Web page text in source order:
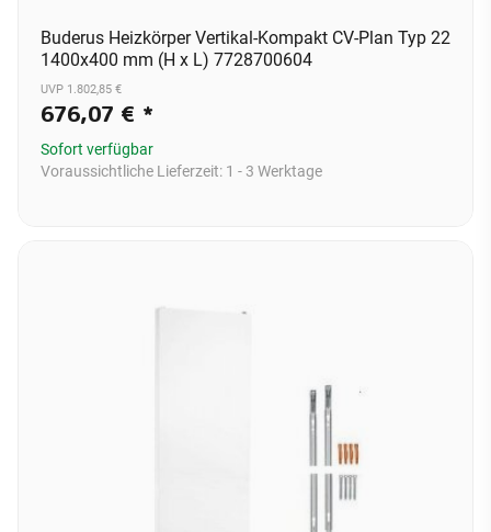
Buderus Heizkörper Vertikal-Kompakt CV-Plan Typ 22
1400x400 mm (H x L) 7728700604
UVP 1.802,85 €
676,07 € *
Sofort verfügbar
Voraussichtliche Lieferzeit: 1 - 3 Werktage